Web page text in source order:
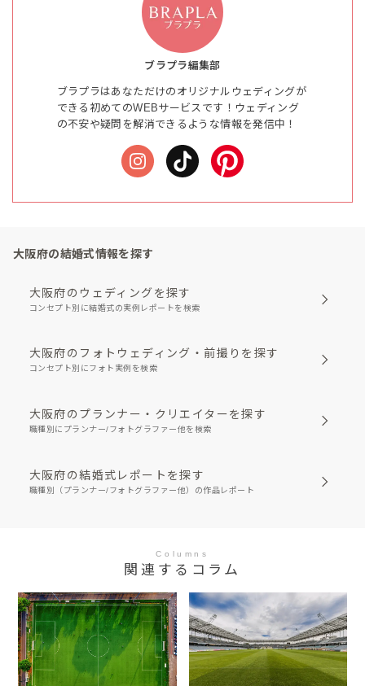
ブラプラ編集部
ブラプラはあなただけのオリジナルウェディングが
できる初めてのWEBサービスです！ウェディング
の不安や疑問を解消できるような情報を発信中！
大阪府の結婚式情報を探す
大阪府のウェディングを探す
コンセプト別に結婚式の実例レポートを検索
大阪府のフォトウェディング・前撮りを探す
コンセプト別にフォト実例を検索
大阪府のプランナー・クリエイターを探す
職種別にプランナー/フォトグラファー他を検索
大阪府の結婚式レポートを探す
職種別（プランナー/フォトグラファー他）の作品レポート
Columns
関連するコラム